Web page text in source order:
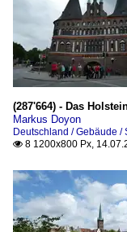
(287'664) - Das
Markus Doyon
Deutschland / Gebäude /
 8 1200x800 Px,